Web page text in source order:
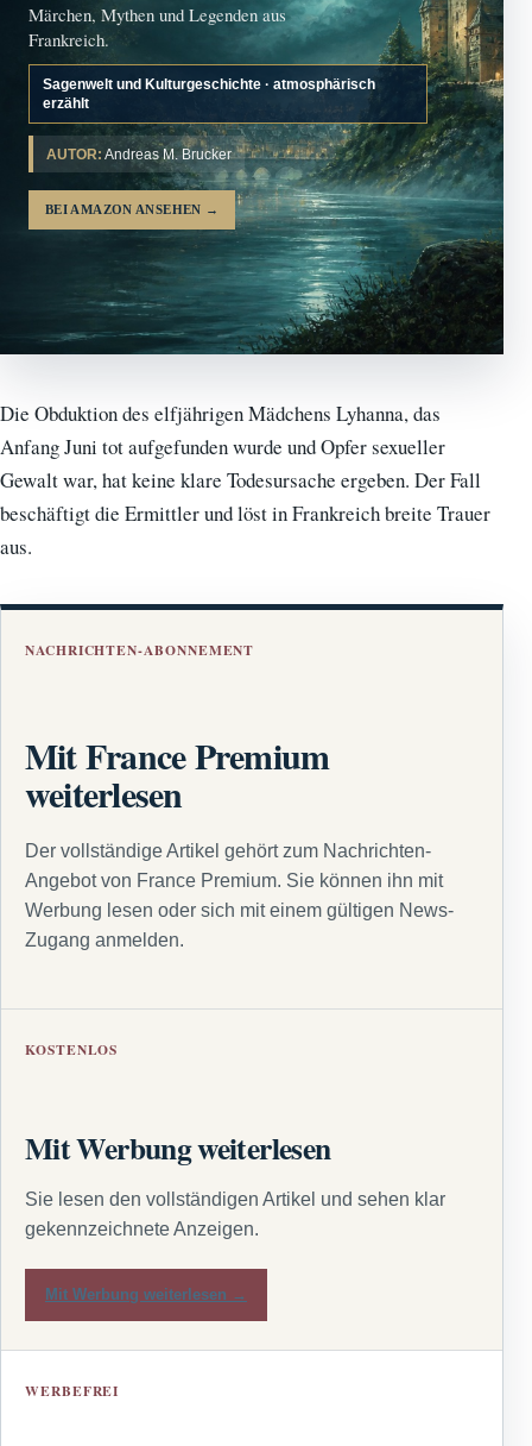
Märchen, Mythen und Legenden aus
Frankreich.
Sagenwelt und Kulturgeschichte · atmosphärisch
erzählt
AUTOR: Andreas M. Brucker
BEI AMAZON ANSEHEN →
Die Obduktion des elfjährigen Mädchens Lyhanna, das
Anfang Juni tot aufgefunden wurde und Opfer sexueller
Gewalt war, hat keine klare Todesursache ergeben. Der Fall
beschäftigt die Ermittler und löst in Frankreich breite Trauer
aus.
NACHRICHTEN-ABONNEMENT
Mit France Premium
weiterlesen
Der vollständige Artikel gehört zum Nachrichten-
Angebot von France Premium. Sie können ihn mit
Werbung lesen oder sich mit einem gültigen News-
Zugang anmelden.
KOSTENLOS
Mit Werbung weiterlesen
Sie lesen den vollständigen Artikel und sehen klar
gekennzeichnete Anzeigen.
Mit Werbung weiterlesen →
WERBEFREI